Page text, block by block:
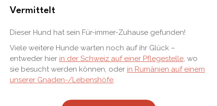
Vermittelt
Dieser Hund hat sein Für-immer-Zuhause gefunden!
Viele weitere Hunde warten noch auf ihr Glück –
entweder hier in der Schweiz auf einer Pflegestelle, wo
sie besucht werden können, oder in Rumänien auf einem
unserer Gnaden-/Lebenshöfe.